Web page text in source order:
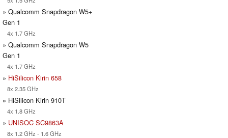
» Qualcomm Snapdragon W5+
Gen 1
4x 1.7 GHz
» Qualcomm Snapdragon W5
Gen 1
4x 1.7 GHz
» HiSilicon Kirin 658
8x 2.35 GHz
» HiSilicon Kirin 910T
4x 1.8 GHz
» UNISOC SC9863A
8x 1.2 GHz - 1.6 GHz